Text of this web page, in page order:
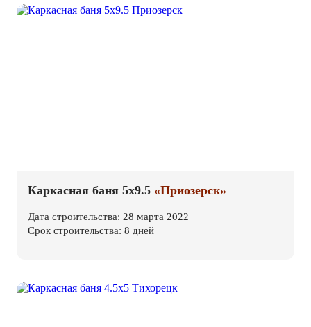
Каркасная баня 5х9.5 «Приозерск»
Дата строительства: 28 марта 2022
Срок строительства: 8 дней